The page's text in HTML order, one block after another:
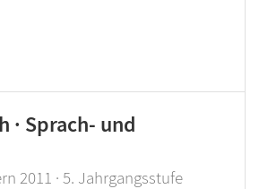
· Sprach- und
2011 · 5. Jahrgangsstufe